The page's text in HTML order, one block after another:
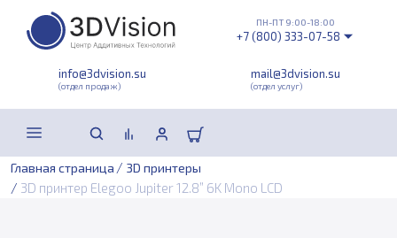
info@3dvision.su
(отдел продаж)
mail@3dvision.su
(отдел услуг)
ПН-ПТ 9:00-18:00
+7 (800) 333-07-58
Главная страница / 3D принтеры
/ 3D принтер Elegoo Jupiter 12.8” 6K Mono LCD